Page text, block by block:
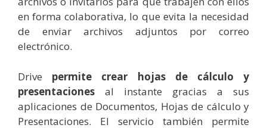
en forma colaborativa, lo que evita la necesidad
de enviar archivos adjuntos por correo
electrónico.
Drive permite crear hojas de cálculo y
presentaciones al instante gracias a sus
aplicaciones de Documentos, Hojas de cálculo y
Presentaciones. El servicio también permite